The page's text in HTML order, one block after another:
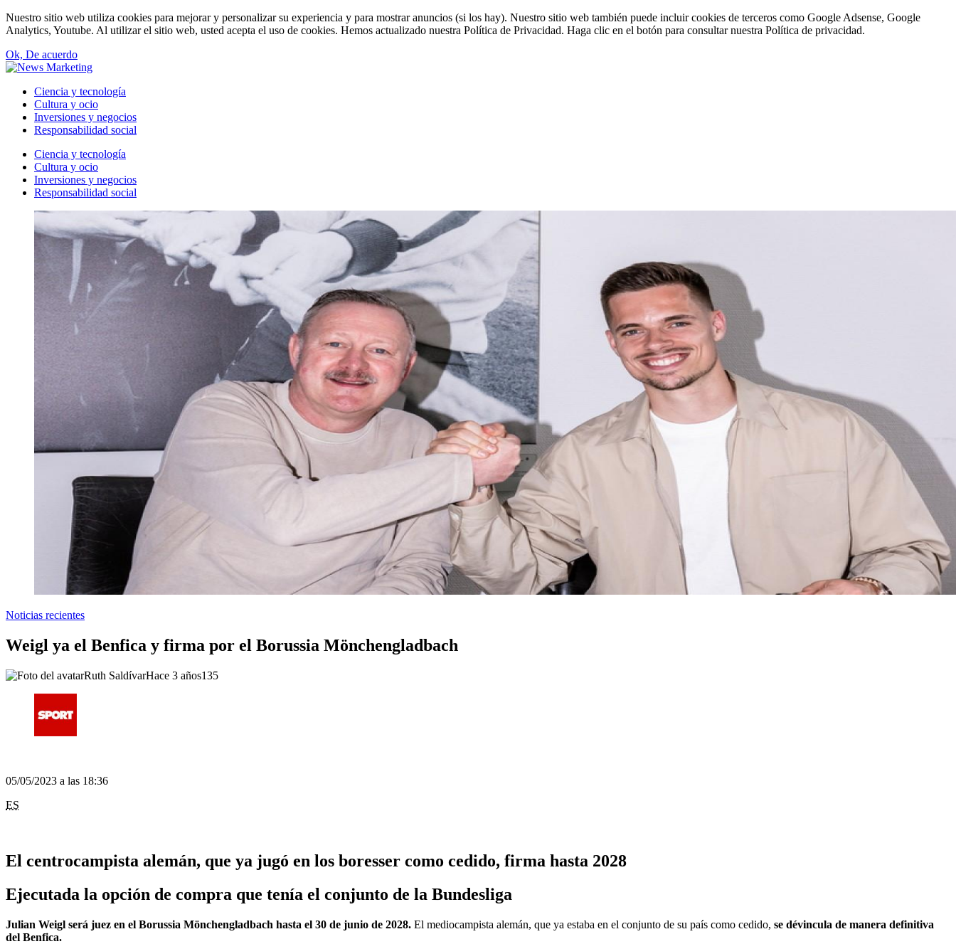
Nuestro sitio web utiliza cookies para mejorar y personalizar su experiencia y para mostrar anuncios (si los hay). Nuestro sitio web también puede incluir cookies de terceros como Google Adsense, Google
Analytics, Youtube. Al utilizar el sitio web, usted acepta el uso de cookies. Hemos actualizado nuestra Política de Privacidad. Haga clic en el botón para consultar nuestra Política de privacidad.
Ok, De acuerdo
Ciencia y tecnología
Cultura y ocio
Inversiones y negocios
Responsabilidad social
Ciencia y tecnología
Cultura y ocio
Inversiones y negocios
Responsabilidad social
Noticias recientes
Weigl ya el Benfica y firma por el Borussia Mönchengladbach
Ruth SaldívarHace 3 años135
05/05/2023 a las 18:36
ES
El centrocampista alemán, que ya jugó en los boresser como cedido, firma hasta 2028
Ejecutada la opción de compra que tenía el conjunto de la Bundesliga
Julian Weigl será juez en el Borussia Mönchengladbach hasta el 30 de junio de 2028. El mediocampista alemán, que ya estaba en el conjunto de su país como cedido, se dévincula de manera definitiva
del Benfica.